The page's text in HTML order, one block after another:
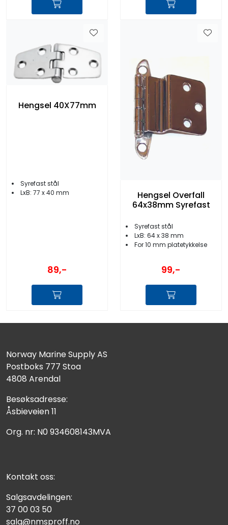
Hengsel 40X77mm
Syrefast stål
LxB: 77 x 40 mm
89,-
Hengsel Overfall
64x38mm Syrefast
Syrefast stål
LxB: 64 x 38 mm
For 10 mm platetykkelse
99,-
Norway Marine Supply AS
Postboks 777 Stoa
4808 Arendal
Besøksadresse:
Åsbieveien 11
Org. nr: N0 934608143MVA
Kontakt oss:
Salgsavdelingen:
37 00 03 50
salg@nmsproff.no